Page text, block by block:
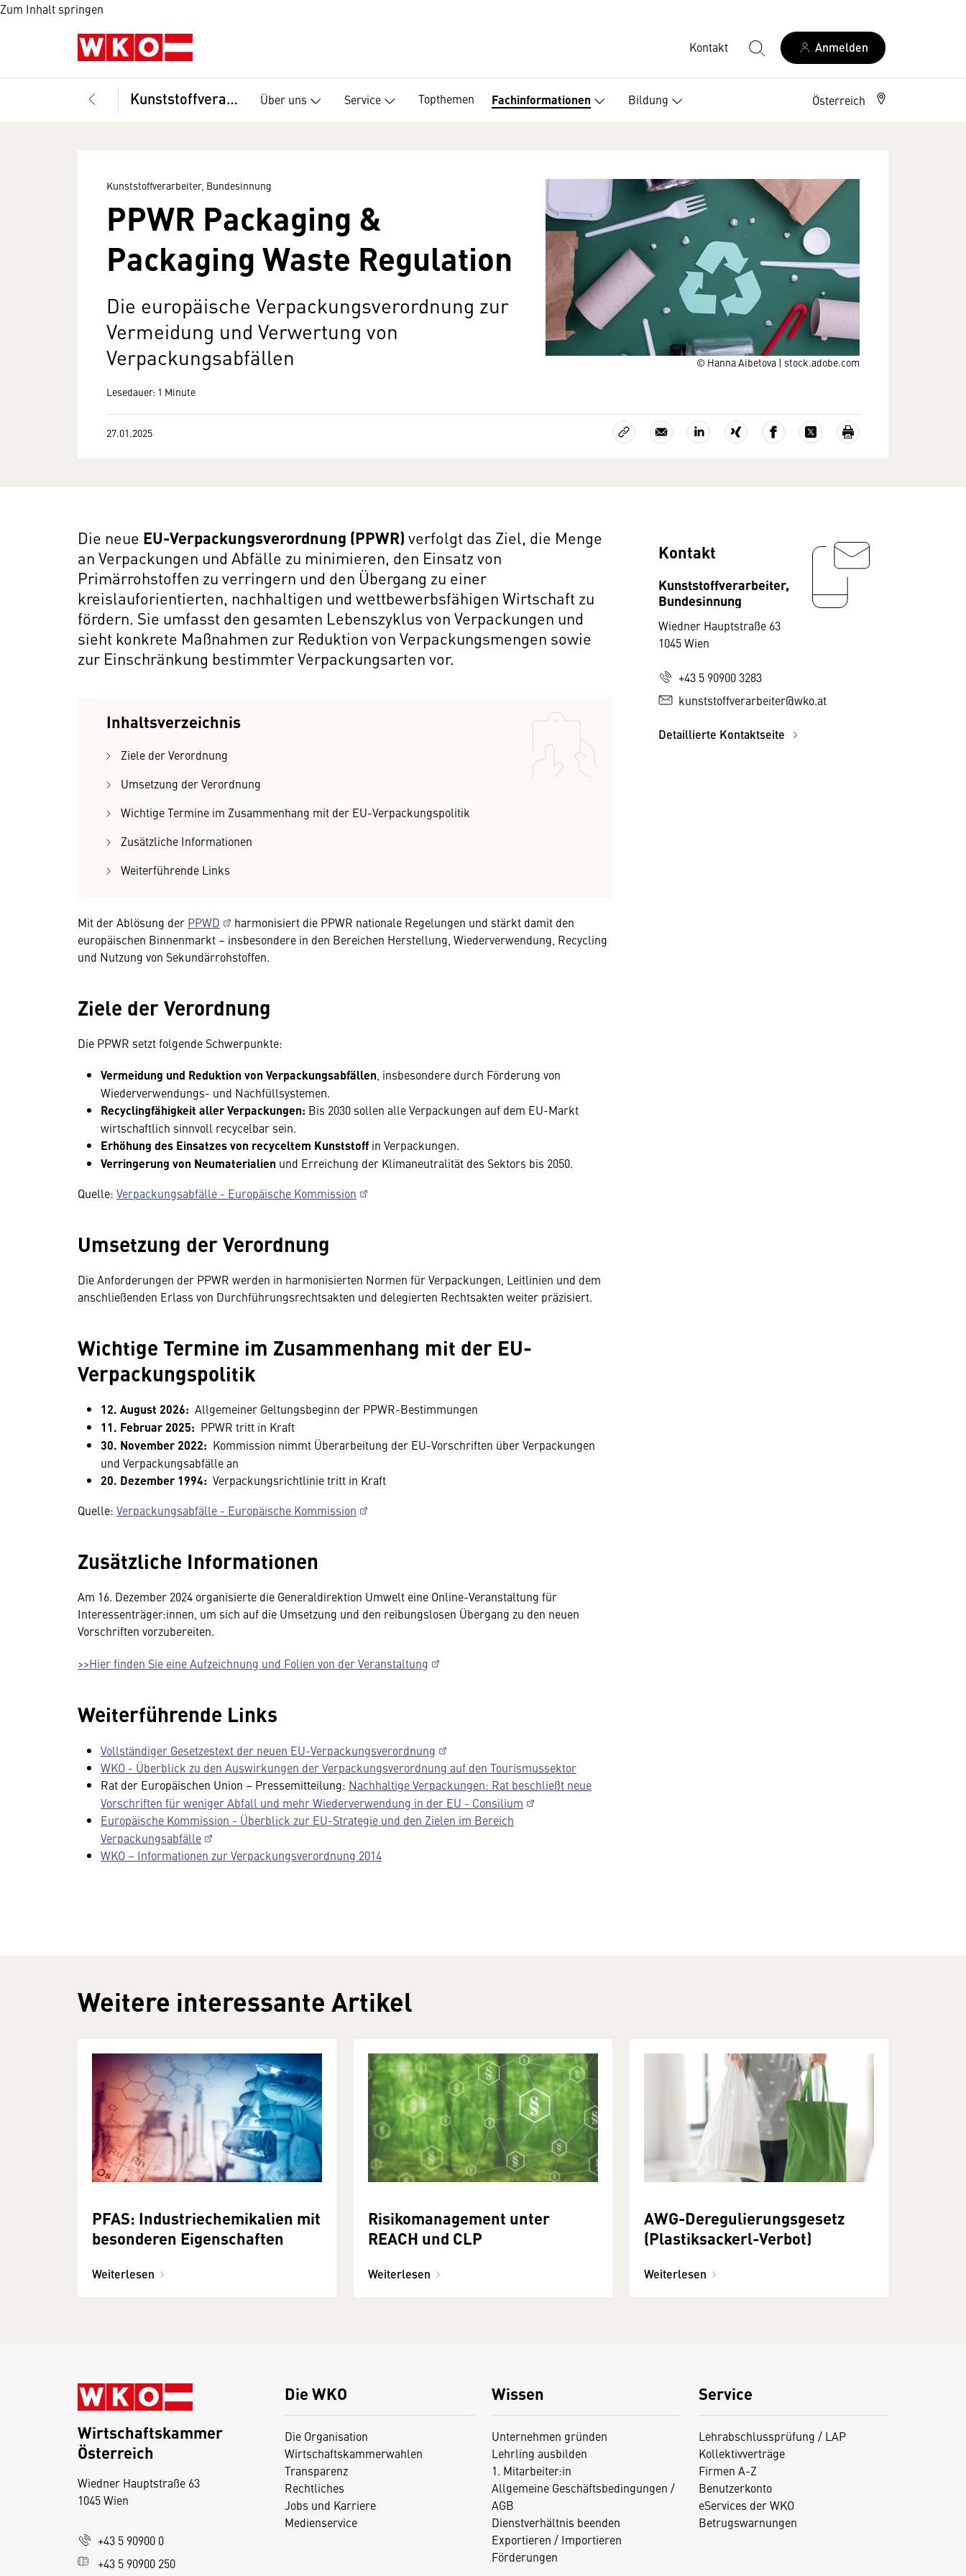
Zum Inhalt springen
Kontakt Anmelden
Kunststoffverarbeiter, Bundesinnung Über uns Service Topthemen Fachinformationen Bildung Österreich
© Hanna Aibetova | stock.adobe.com
Kunststoffverarbeiter, Bundesinnung
PPWR Packaging &
Packaging Waste Regulation
Die europäische Verpackungsverordnung zur
Vermeidung und Verwertung von
Verpackungsabfällen
Lesedauer: 1 Minute
27.01.2025
Die neue EU-Verpackungsverordnung (PPWR)verfolgt das Ziel, die Menge
an Verpackungen und Abfälle zu minimieren, den Einsatz von
Primärrohstoffen zu verringern und den Übergang zu einer
kreislauforientierten, nachhaltigen und wettbewerbsfähigen Wirtschaft zu
fördern. Sie umfasst den gesamten Lebenszyklus von Verpackungen und
sieht konkrete Maßnahmen zur Reduktion von Verpackungsmengen sowie
zur Einschränkung bestimmter Verpackungsarten vor.
Inhaltsverzeichnis
Ziele der Verordnung
Umsetzung der Verordnung
Wichtige Termine im Zusammenhang mit der EU-Verpackungspolitik
Zusätzliche Informationen
Weiterführende Links
Mit der Ablösung der PPWD
harmonisiert die PPWR nationale Regelungen und stärkt damit den
europäischen Binnenmarkt – insbesondere in den Bereichen Herstellung, Wiederverwendung, Recycling
und Nutzung von Sekundärrohstoffen.
Ziele der Verordnung
Die PPWR setzt folgende Schwerpunkte:
Vermeidung und Reduktion von Verpackungsabfällen , insbesondere durch Förderung von
Wiederverwendungs- und Nachfüllsystemen.
Recyclingfähigkeit aller Verpackungen: Bis 2030 sollen alle Verpackungen auf dem EU-Markt
wirtschaftlich sinnvoll recycelbar sein.
Erhöhung des Einsatzes von recyceltem Kunststoff in Verpackungen.
Verringerung von Neumaterialien und Erreichung der Klimaneutralität des Sektors bis 2050.
Quelle: Verpackungsabfälle - Europäische Kommission
Umsetzung der Verordnung
Die Anforderungen der PPWR werden in harmonisierten Normen für Verpackungen, Leitlinien und dem
anschließenden Erlass von Durchführungsrechtsakten und delegierten Rechtsakten weiter präzisiert.
Wichtige Termine im Zusammenhang mit der EU-
Verpackungspolitik
12. August 2026: Allgemeiner Geltungsbeginn der PPWR-Bestimmungen
11. Februar 2025: PPWR tritt in Kraft
30. November 2022: Kommission nimmt Überarbeitung der EU-Vorschriften über Verpackungen
und Verpackungsabfälle an
20. Dezember 1994: Verpackungsrichtlinie tritt in Kraft
Quelle: Verpackungsabfälle - Europäische Kommission
Zusätzliche Informationen
Am 16. Dezember 2024 organisierte die Generaldirektion Umwelt eine Online-Veranstaltung für
Interessenträger:innen, um sich auf die Umsetzung und den reibungslosen Übergang zu den neuen
Vorschriften vorzubereiten.
>>Hier finden Sie eine Aufzeichnung und Folien von der Veranstaltung
Weiterführende Links
Vollständiger Gesetzestext der neuen EU-Verpackungsverordnung
WKO - Überblick zu den Auswirkungen der Verpackungsverordnung auf den Tourismussektor
Rat der Europäischen Union – Pressemitteilung: Nachhaltige Verpackungen: Rat beschließt neue
Vorschriften für weniger Abfall und mehr Wiederverwendung in der EU - Consilium
Europäische Kommission - Überblick zur EU-Strategie und den Zielen im Bereich
Verpackungsabfälle
WKO – Informationen zur Verpackungsverordnung 2014
Kontakt
Kunststoffverarbeiter,
Bundesinnung
Wiedner Hauptstraße 63
1045 Wien
+43 5 90900 3283
kunststoffverarbeiter@wko.at
Detaillierte Kontaktseite
Weitere interessante Artikel
PFAS: Industriechemikalien mit
besonderen Eigenschaften
Weiterlesen
Risikomanagement unter
REACH und CLP
Weiterlesen
AWG-Deregulierungsgesetz
(Plastiksackerl-Verbot)
Weiterlesen
Die WKO
Die Organisation
Wirtschaftskammerwahlen
Transparenz
Rechtliches
Jobs und Karriere
Medienservice
Wissen
Unternehmen gründen
Lehrling ausbilden
1. Mitarbeiter:in
Allgemeine Geschäftsbedingungen /
AGB
Dienstverhältnis beenden
Exportieren / Importieren
Förderungen
Service
Lehrabschlussprüfung / LAP
Kollektivverträge
Firmen A-Z
Benutzerkonto
eServices der WKO
Betrugswarnungen
Wirtschaftskammer
Österreich
Wiedner Hauptstraße 63
1045 Wien
+43 5 90900 0
+43 5 90900 250